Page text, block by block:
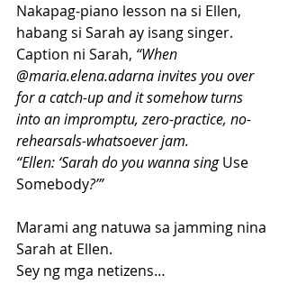
Nakapag-piano lesson na si Ellen,
habang si Sarah ay isang singer.
Caption ni Sarah, “When
@maria.elena.adarna invites you over
for a catch-up and it somehow turns
into an impromptu, zero-practice, no-
rehearsals-whatsoever jam.
“Ellen: ‘Sarah do you wanna sing Use
Somebody?’”
Marami ang natuwa sa jamming nina
Sarah at Ellen.
Sey ng mga netizens…